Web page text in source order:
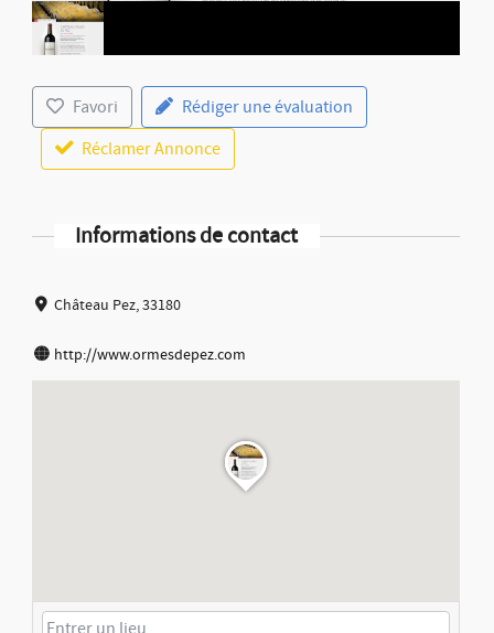
Favori
Rédiger une évaluation
Réclamer Annonce
Informations de contact
Château Pez, 33180
http://www.ormesdepez.com